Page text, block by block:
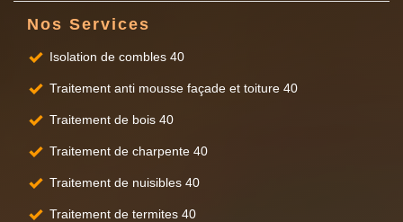
Nos Services
Isolation de combles 40
Traitement anti mousse façade et toiture 40
Traitement de bois 40
Traitement de charpente 40
Traitement de nuisibles 40
Traitement de termites 40